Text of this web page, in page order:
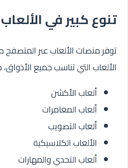
تنوع كبير في الألعاب
توفر منصات الألعاب عبر
الألعاب التي تناسب جميع
ألعاب الأكشن
ألعاب المغامرات
ألعاب التصويب
الألعاب الكلاسيكية
ألعاب التحدي والمهارات